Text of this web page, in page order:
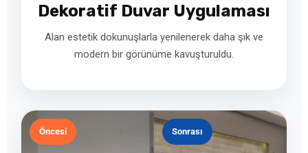
Dekoratif Duvar Uygulaması
Alan estetik dokunuşlarla yenilenerek daha şık ve
modern bir görünüme kavuşturuldu.
Öncesi Sonrası